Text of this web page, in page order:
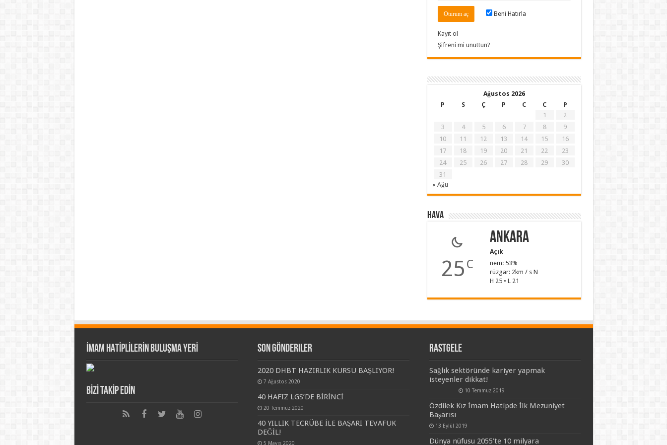
Beni Hatırla
Kayıt ol
Şifreni mi unuttun?
Ağustos 2026
P
S Ç P C C
P
1
2
3
4 5 6 7 8
9
10
11 12 13 14 15
16
17
18 19 20 21 22
23
24
25 26 27 28 29
30
31
« Ağu
Hava
25 C
Ankara
Açık
nem: 53%
rüzgar: 2km / s N
H 25 • L 21
İMAM HATİPLİLERİN BULUŞMA YERİ
BİZİ TAKİP EDİN
Son Gönderiler
2020 DHBT HAZIRLIK KURSU BAŞLIYOR!
7 Ağustos 2020
40 HAFIZ LGS’DE BİRİNCİ
20 Temmuz 2020
40 YILLIK TECRÜBE İLE BAŞARI TEVAFUK
DEĞİL!
5 Mayıs 2020
Rastgele
Sağlık sektöründe kariyer yapmak
isteyenler dikkat!
10 Temmuz 2019
Özdilek Kız İmam Hatipde İlk Mezuniyet
Başarısı
13 Eylül 2019
Dünya nüfusu 2055’te 10 milyara